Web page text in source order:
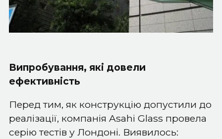
Випробування, які довели
ефективність
Перед тим, як конструкцію допустили до
реалізації, компанія Asahi Glass провела
серію тестів у Лондоні. Виявилось: